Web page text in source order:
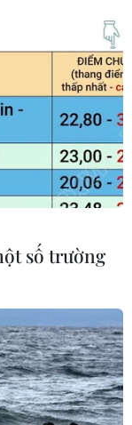
số trường